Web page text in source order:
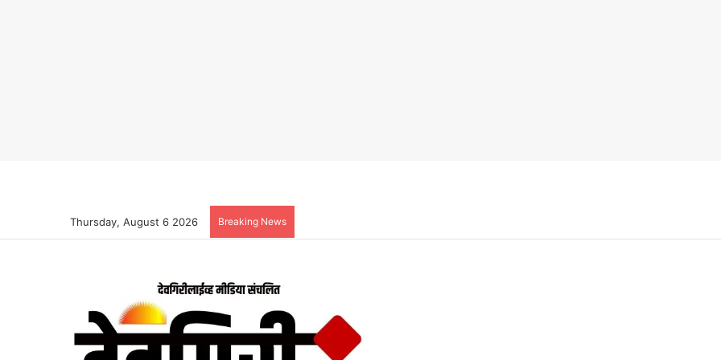
Thursday, August 6 2026 Breaking News